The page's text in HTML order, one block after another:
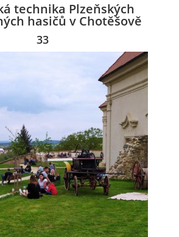
technika Plzeňských
hasičů v Chotěšově
33